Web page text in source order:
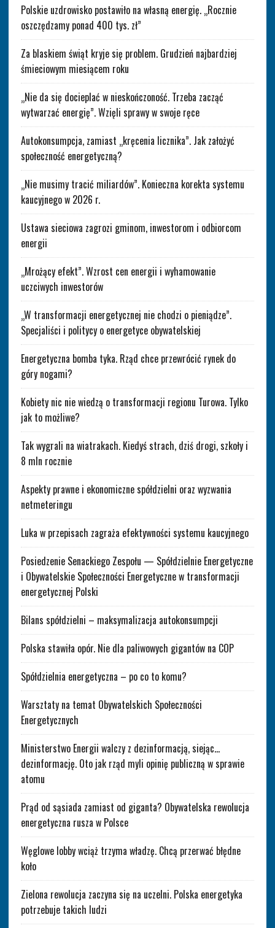
Polskie uzdrowisko postawiło na własną energię. „Rocznie
oszczędzamy ponad 400 tys. zł”
Za blaskiem świąt kryje się problem. Grudzień najbardziej
śmieciowym miesiącem roku
„Nie da się docieplać w nieskończoność. Trzeba zacząć
wytwarzać energię”. Wzięli sprawy w swoje ręce
Autokonsumpcja, zamiast „kręcenia licznika”. Jak założyć
społeczność energetyczną?
„Nie musimy tracić miliardów”. Konieczna korekta systemu
kaucyjnego w 2026 r.
Ustawa sieciowa zagrozi gminom, inwestorom i odbiorcom
energii
„Mrożący efekt”. Wzrost cen energii i wyhamowanie
uczciwych inwestorów
„W transformacji energetycznej nie chodzi o pieniądze”.
Specjaliści i politycy o energetyce obywatelskiej
Energetyczna bomba tyka. Rząd chce przewrócić rynek do
góry nogami?
Kobiety nic nie wiedzą o transformacji regionu Turowa. Tylko
jak to możliwe?
Tak wygrali na wiatrakach. Kiedyś strach, dziś drogi, szkoły i
8 mln rocznie
Aspekty prawne i ekonomiczne spółdzielni oraz wyzwania
netmeteringu
Luka w przepisach zagraża efektywności systemu kaucyjnego
Posiedzenie Senackiego Zespołu — Spółdzielnie Energetyczne
i Obywatelskie Społeczności Energetyczne w transformacji
energetycznej Polski
Bilans spółdzielni – maksymalizacja autokonsumpcji
Polska stawiła opór. Nie dla paliwowych gigantów na COP
Spółdzielnia energetyczna – po co to komu?
Warsztaty na temat Obywatelskich Społeczności
Energetycznych
Ministerstwo Energii walczy z dezinformacją, siejąc…
dezinformację. Oto jak rząd myli opinię publiczną w sprawie
atomu
Prąd od sąsiada zamiast od giganta? Obywatelska rewolucja
energetyczna rusza w Polsce
Węglowe lobby wciąż trzyma władzę. Chcą przerwać błędne
koło
Zielona rewolucja zaczyna się na uczelni. Polska energetyka
potrzebuje takich ludzi